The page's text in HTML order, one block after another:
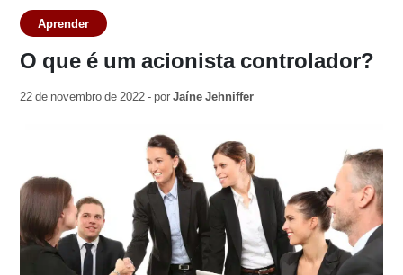
Aprender
O que é um acionista controlador?
22 de novembro de 2022 - porJaíne Jehniffer